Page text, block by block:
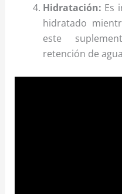
Hidratación: Es
hidratado
este
retención de